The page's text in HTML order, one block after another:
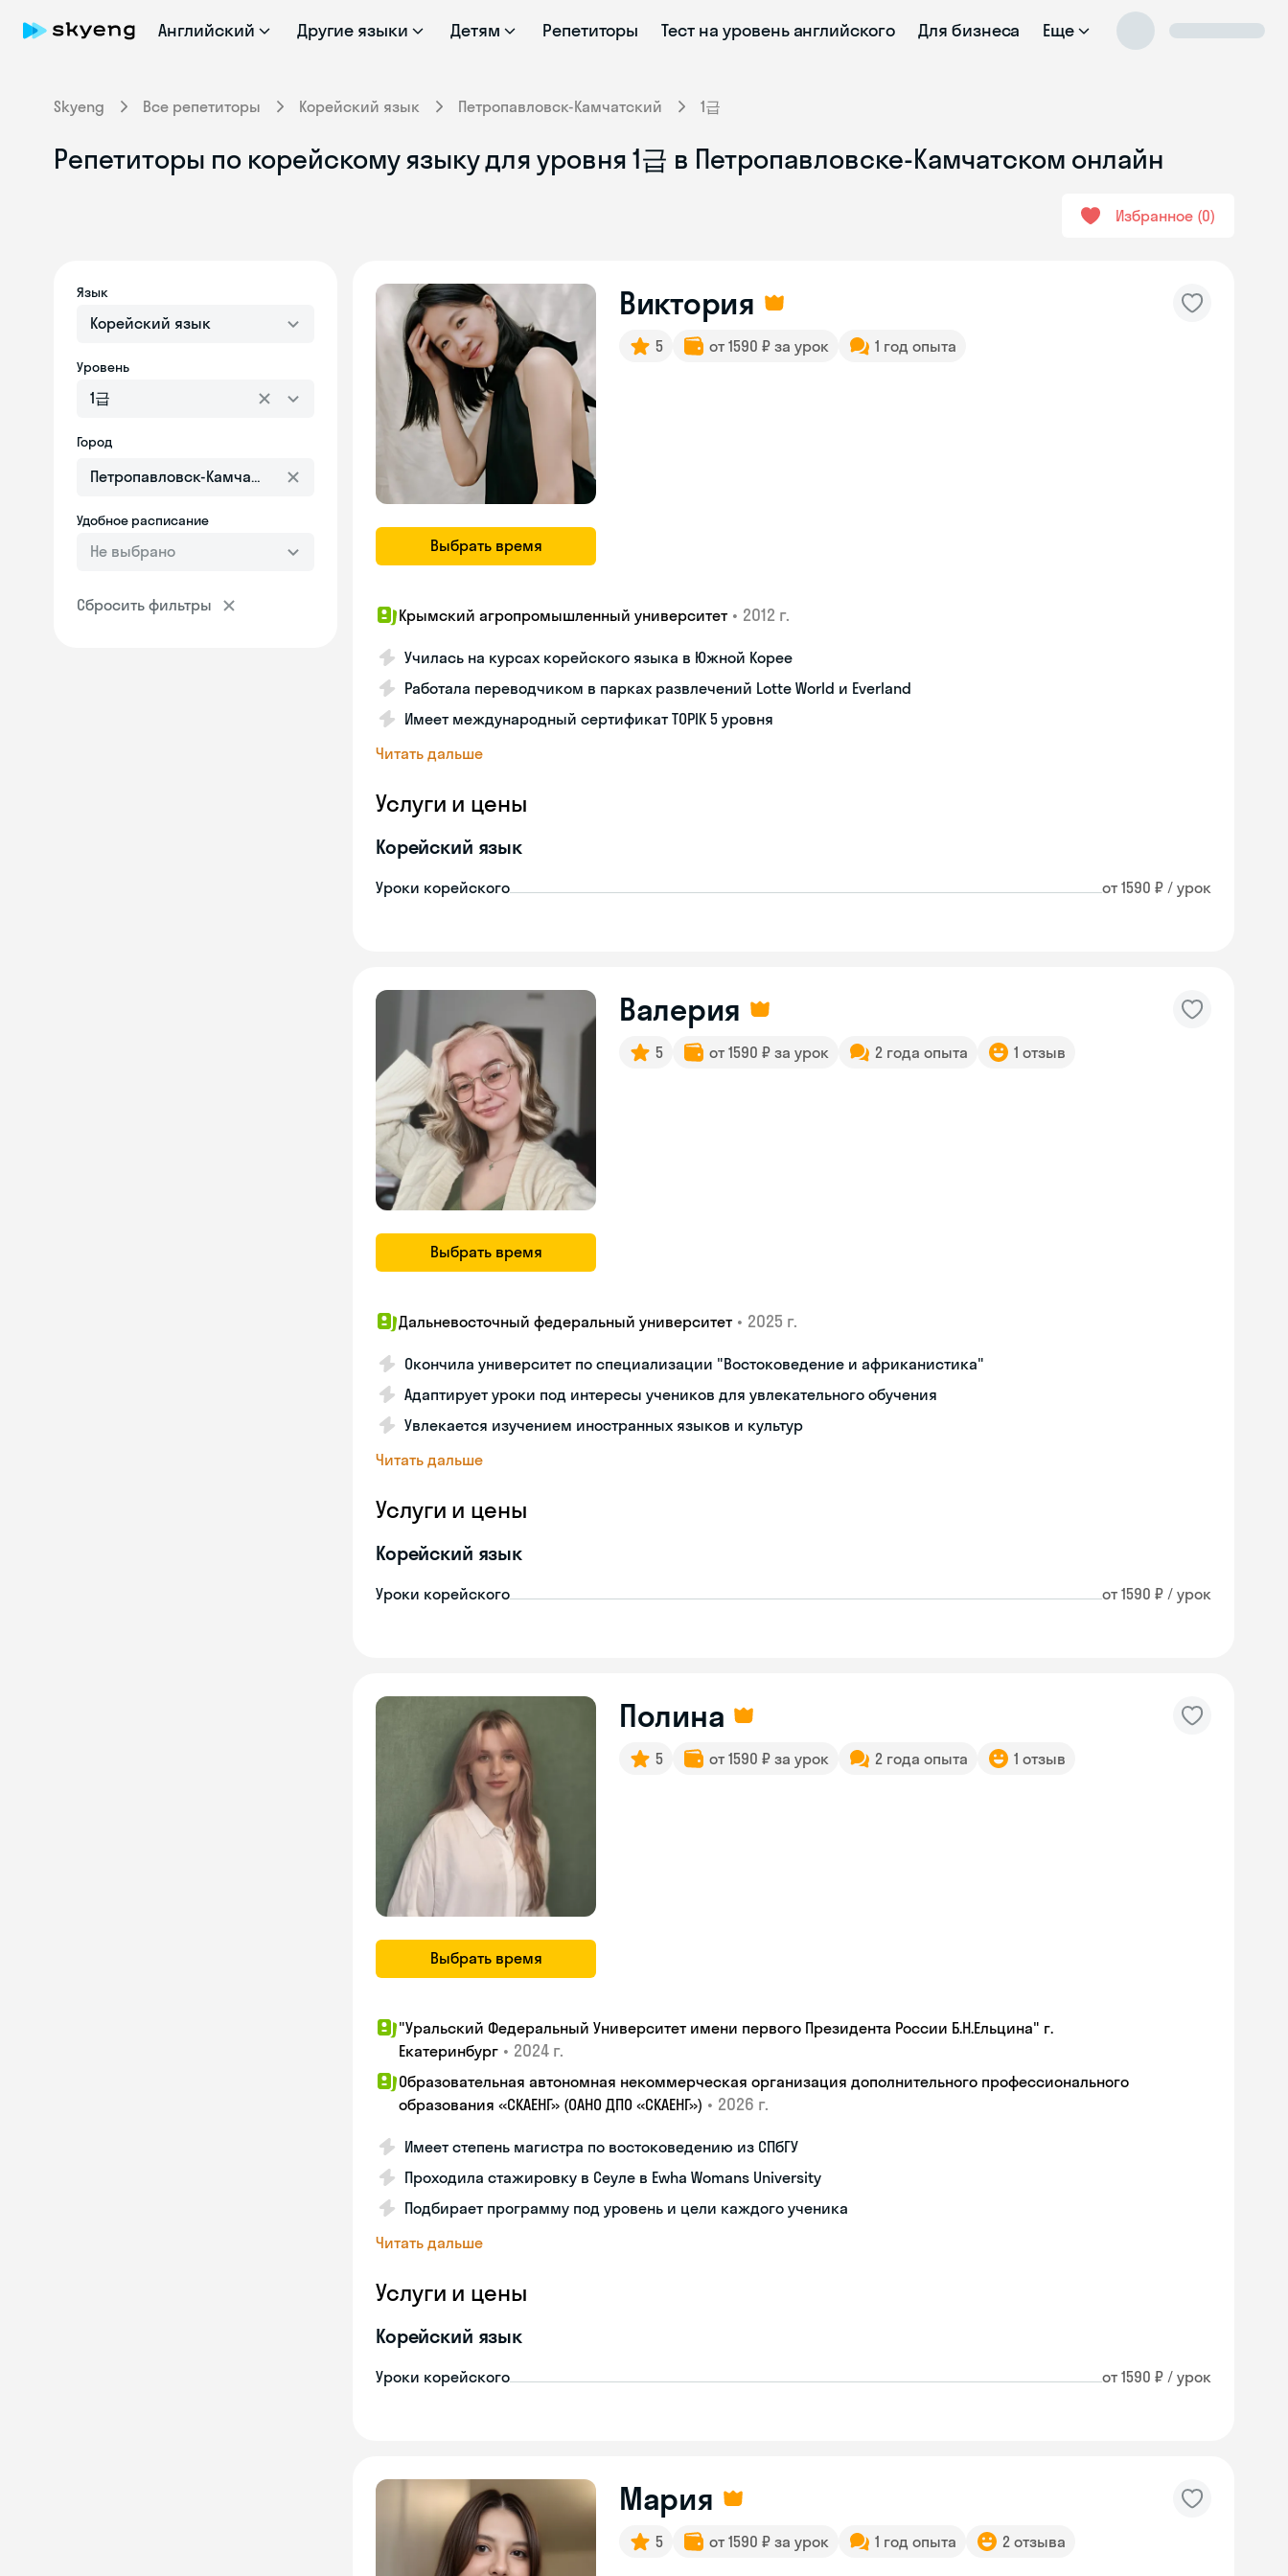
Английский Другие языки Детям Репетиторы Тест на уровень английского Для бизнеса Еще
Skyeng Все репетиторы Корейский язык Петропавловск-Камчатский 1급
Репетиторы по корейскому языку для уровня 1급 в Петропавловске-Камчатском онлайн
Избранное 0
Язык
Корейский язык
Уровень
1급
Город
Удобное расписание
Не выбрано
Сбросить фильтры
Выбрать время
Виктория
5 от 1590 ₽ за урок 1 год опыта
Крымский агропромышленный университет • 2012 г.
Училась на курсах корейского языка в Южной Корее
Работала переводчиком в парках развлечений Lotte World и Everland
Имеет международный сертификат TOPIK 5 уровня
Читать дальше
Услуги и цены
Корейский язык
Уроки корейского от 1590 ₽ / урок
Выбрать время
Валерия
5 от 1590 ₽ за урок 2 года опыта 1 отзыв
Дальневосточный федеральный университет • 2025 г.
Окончила университет по специализации "Востоковедение и африканистика"
Адаптирует уроки под интересы учеников для увлекательного обучения
Увлекается изучением иностранных языков и культур
Читать дальше
Услуги и цены
Корейский язык
Уроки корейского от 1590 ₽ / урок
Выбрать время
Полина
5 от 1590 ₽ за урок 2 года опыта 1 отзыв
"Уральский Федеральный Университет имени первого Президента России Б.Н.Ельцина" г.
Екатеринбург • 2024 г.
Образовательная автономная некоммерческая организация дополнительного профессионального
образования «СКАЕНГ» (ОАНО ДПО «СКАЕНГ») • 2026 г.
Имеет степень магистра по востоковедению из СПбГУ
Проходила стажировку в Сеуле в Ewha Womans University
Подбирает программу под уровень и цели каждого ученика
Читать дальше
Услуги и цены
Корейский язык
Уроки корейского от 1590 ₽ / урок
Мария
5 от 1590 ₽ за урок 1 год опыта 2 отзыва